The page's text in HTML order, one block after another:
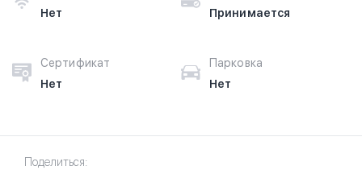
Нет
Принимается
Сертификат
Нет
Парковка
Нет
Поделиться: